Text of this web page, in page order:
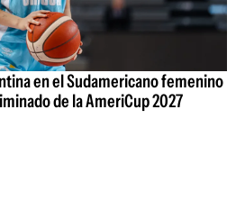
en el Sudamericano femenino
de la AmeriCup 2027